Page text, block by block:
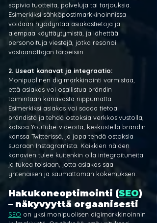
sopivia tuotteita, palveluja tai tarjouksia.
Esimerkiksi sähköpostimarkkinoinnissa
voidaan hyödyntää asiakastietoja ja
aiempaa käyttäytymistä, ja lähettää
personoituja viestejä, jotka resonoi
vastaanottajan tarpeisiin.
2. Useat kanavat ja integraatio:
Monipuolinen digimarkkinointi varmistaa,
että asiakas voi osallistua brändin
toimintaan kanavasta riippumatta.
Esimerkiksi asiakas voi saada tietoa
brändistä ja tehdä ostoksia verkkosivustolla,
katsoa YouTube-videoita, keskustella brändin
kanssa Twitterissä, ja jopa tehdä ostoksia
suoraan Instagramista. Kaikkien näiden
kanavien tulee kuitenkin olla integroituneita
ja tukea toisiaan, jotta asiakas saa
yhtenäisen ja saumattoman kokemuksen.
Hakukoneoptimointi (SEO)
– näkyvyyttä orgaanisesti
SEO on yksi monipuolisen digimarkkinoinnin